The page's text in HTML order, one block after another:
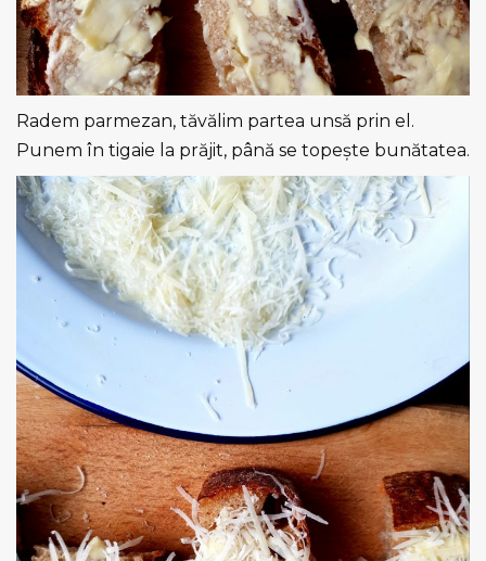
Radem parmezan, tăvălim partea unsă prin el.
Punem în tigaie la prăjit, până se topește bunătatea.